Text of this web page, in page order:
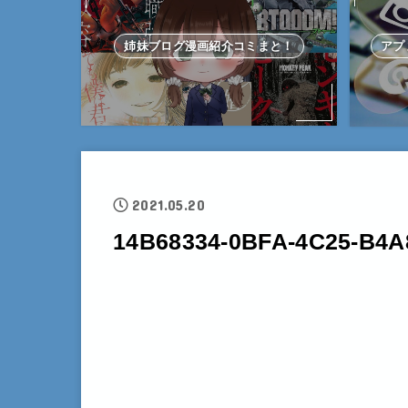
姉妹ブログ漫画紹介コミまと！ アプ
2021.05.20
14B68334-0BFA-4C25-